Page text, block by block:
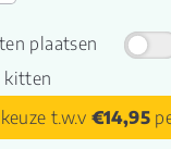
plaatsen
kitten
t.w.v €14,95